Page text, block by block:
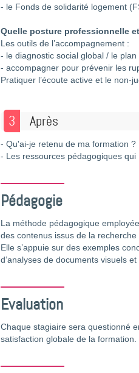
- le Fonds de solidarité logement
Quelle posture professionnelle
Les outils de l’accompagnement :
- le diagnostic social global / le
- accompagner pour prévenir les
Pratiquer l’écoute active et le non-
3 Après
- Qu'ai-je retenu de ma formation ?
- Les ressources pédagogiques qui
Pédagogie
La méthode pédagogique
des contenus issus de la
Elle s’appuie sur des exemples
d’analyses de documents visuels
Evaluation
Chaque stagiaire sera questionné
satisfaction globale de la formation.